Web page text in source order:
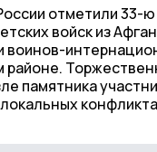
отметили 33-
войск из
воинов-
районе.
памятника